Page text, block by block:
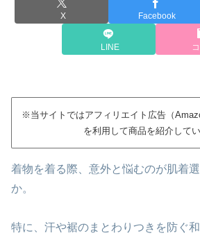
X Facebook
LINE
※当サイトではアフィリエイト広告（
を利用して商品を紹介してい
着物を着る際、意外と悩むのが肌着
か。
特に、汗や裾のまとわりつきを防ぐ